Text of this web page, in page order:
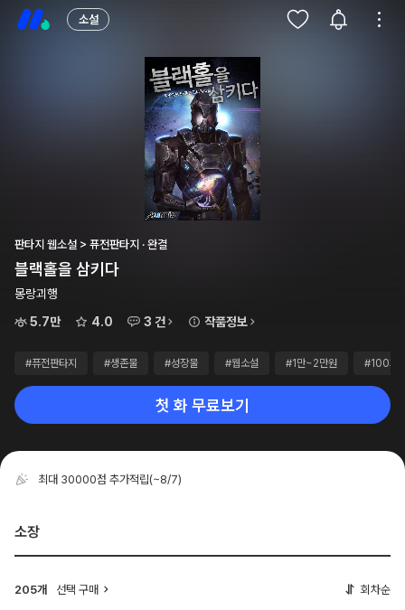
소설
판타지 웹소설 > 퓨전판타지 · 완결
블랙홀을 삼키다
몽랑괴행
5.7만
4.0 3 건 작품정보
#퓨전판타지 #생존물 #성장물 #웹소설 #1만~2만원 #100화
첫 화 무료보기
최대 30000점 추가적립(~8/7)
소장
205개 선택 구매 회차순